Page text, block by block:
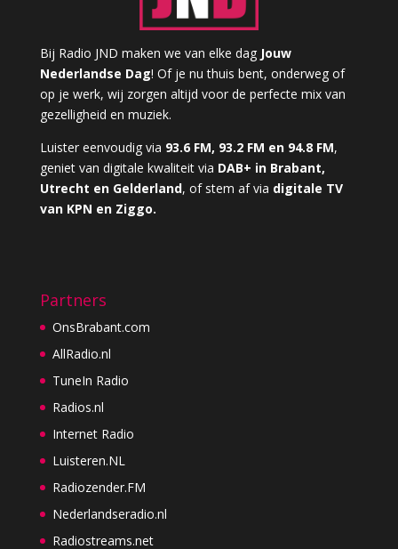
Bij Radio JND maken we van elke dag Jouw
Nederlandse Dag! Of je nu thuis bent, onderweg of
op je werk, wij zorgen altijd voor de perfecte mix van
gezelligheid en muziek.
Luister eenvoudig via 93.6 FM, 93.2 FM en 94.8 FM,
geniet van digitale kwaliteit via DAB+ in Brabant,
Utrecht en Gelderland, of stem af via digitale TV
van KPN en Ziggo.
Partners
OnsBrabant.com
AllRadio.nl
TuneIn Radio
Radios.nl
Internet Radio
Luisteren.NL
Radiozender.FM
Nederlandseradio.nl
Radiostreams.net